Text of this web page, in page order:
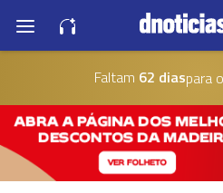
Faltam 62 diaspara